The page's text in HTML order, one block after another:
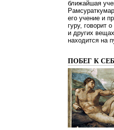
ближайшая
его учение и
гуру, говорит
и других
находится на
ПОБЕГ К